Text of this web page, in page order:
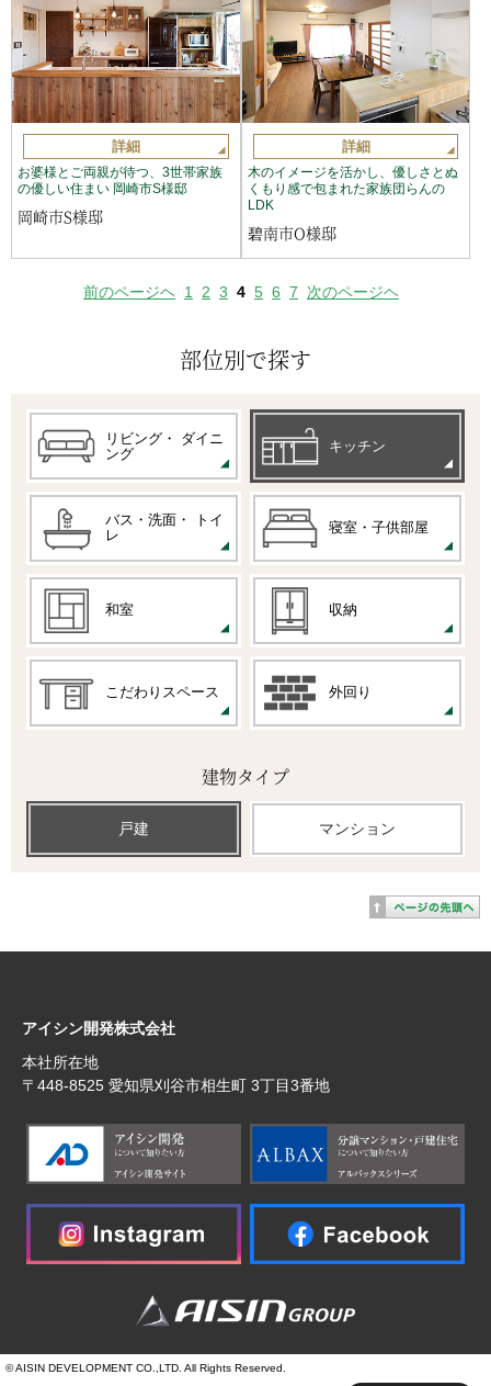
部位別で探す
リビング・
ダイニ
ング
キッチン
バス・洗面・
トイ
レ
寝室・子供部屋
和室 収納
こだわりスペース 外回り
建物タイプ
戸建 マンション
詳細
お婆様とご両親が待つ、3世帯家族
の優しい住まい 岡崎市S様邸
岡崎市S様邸
詳細
木のイメージを活かし、優しさとぬ
くもり感で包まれた家族団らんの
LDK
碧南市O様邸
前のページヘ 1 2 3 4 5 6 7 次のページヘ
アイシン開発株式会社
本社所在地
〒448‐8525 愛知県刈谷市相生町 3丁目3番地
© AISIN DEVELOPMENT CO.,LTD. All Rights Reserved.